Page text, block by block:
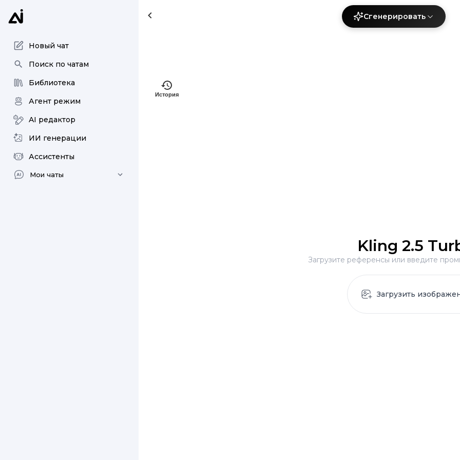
Новый чат
Поиск по чатам
Библиотека
Агент режим
AI редактор
ИИ генерации
Ассистенты
Мои чаты
Сгенерировать
История
Kling 2.5
Загрузите референсы или введите
Загрузить